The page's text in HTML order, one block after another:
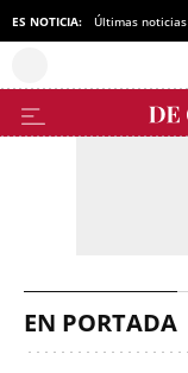
ES NOTICIA: Últimas noticias
EN PORTADA